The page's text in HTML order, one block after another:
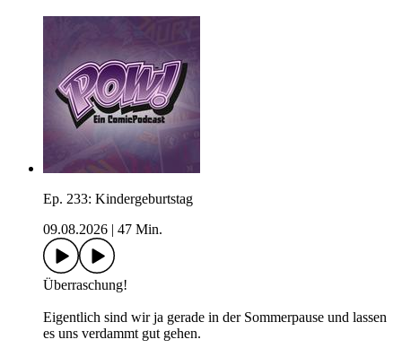
Ep. 233: Kindergeburtstag
09.08.2026
47 Min.
Überraschung!
Eigentlich sind wir ja gerade in der Sommerpause und lassen
es uns verdammt gut gehen.